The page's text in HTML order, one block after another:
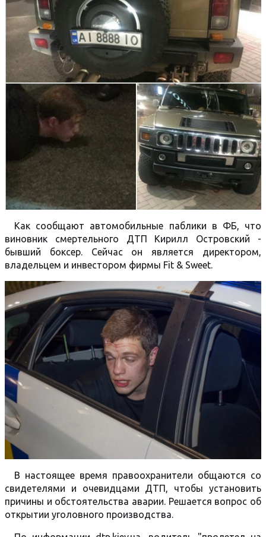
Как сообщают автомобильные паблики в ФБ, что
виновник смертельного ДТП Кирилл Островский -
бывший боксер. Сейчас он является директором,
владельцем и инвестором фирмы Fit & Sweet.
В настоящее время правоохранители общаются со
свидетелями и очевидцами ДТП, чтобы установить
причины и обстоятельства аварии. Решается вопрос об
открытии уголовного производства.